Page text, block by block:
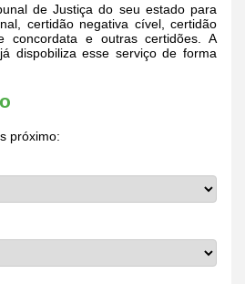
de Justiça do seu estado para
certidão negativa cível, certidão
concordata e outras certidões. A
dispobiliza esse serviço de forma
próximo: